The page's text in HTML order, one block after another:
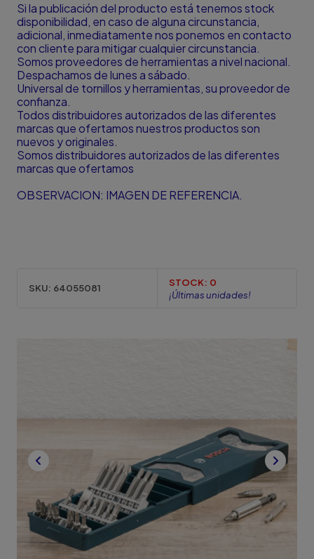
Si la publicación del producto está tenemos stock
disponibilidad, en caso de alguna circunstancia,
adicional, inmediatamente nos ponemos en contacto
con cliente para mitigar cualquier circunstancia.
Somos proveedores de herramientas a nivel nacional.
Despachamos de lunes a sábado.
Universal de tornillos y herramientas, su proveedor de
confianza.
Todos distribuidores autorizados de las diferentes
marcas que ofertamos nuestros productos son
nuevos y originales.
Somos distribuidores autorizados de las diferentes
marcas que ofertamos
OBSERVACION: IMAGEN DE REFERENCIA.
SKU: 64055081 STOCK: 0
¡Últimas unidades!